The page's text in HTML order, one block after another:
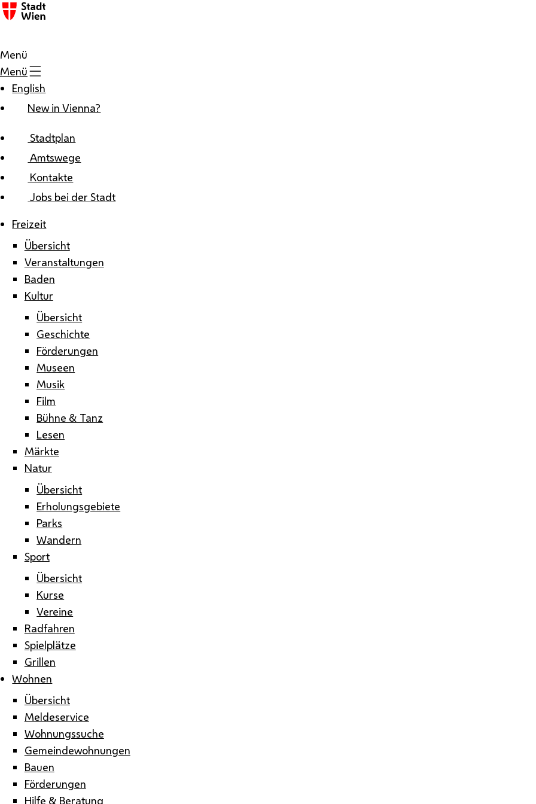
Zum Inhalt
Menü
Menü
English
New in Vienna?
Stadtplan
Amtswege
Kontakte
Jobs bei der Stadt
Freizeit
Übersicht
Veranstaltungen
Baden
Kultur
Übersicht
Geschichte
Förderungen
Museen
Musik
Film
Bühne & Tanz
Lesen
Märkte
Natur
Übersicht
Erholungsgebiete
Parks
Wandern
Sport
Übersicht
Kurse
Vereine
Radfahren
Spielplätze
Grillen
Wohnen
Übersicht
Meldeservice
Wohnungssuche
Gemeindewohnungen
Bauen
Förderungen
Hilfe & Beratung